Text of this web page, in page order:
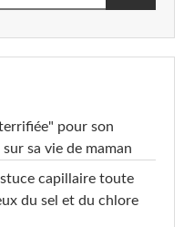
pour son
sa vie de maman
capillaire toute
du sel et du chlore